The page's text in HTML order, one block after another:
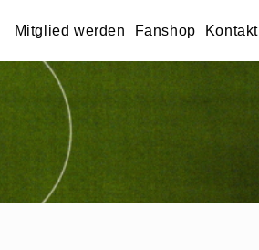
Mitglied werden Fanshop Kontakt